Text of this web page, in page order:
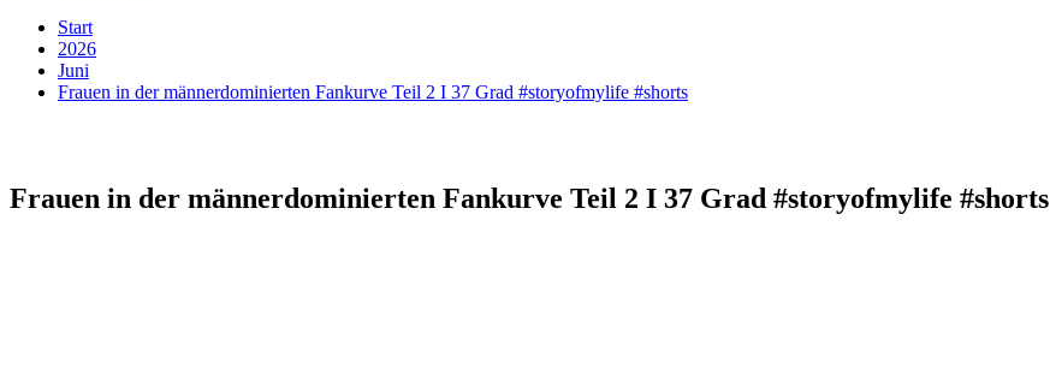
Start
2026
Juni
Frauen in der männerdominierten Fankurve Teil 2 I 37 Grad #storyofmylife #shorts
Frauen in der männerdominierten Fankurve Teil 2 I 37 Grad #storyofmylife #shorts